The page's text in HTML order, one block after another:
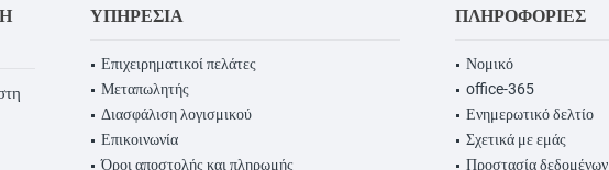
ΥΠΗΡΕΣΊΑ
Επιχειρηματικοί πελάτες
Μεταπωλητής
Διασφάλιση λογισμικού
Επικοινωνία
Όροι αποστολής και πληρωμής
ΠΛΗΡΟΦΟΡΊΕΣ
Νομικό
office-365
Ενημερωτικό δελτίο
Σχετικά με εμάς
Προστασία δεδομένων